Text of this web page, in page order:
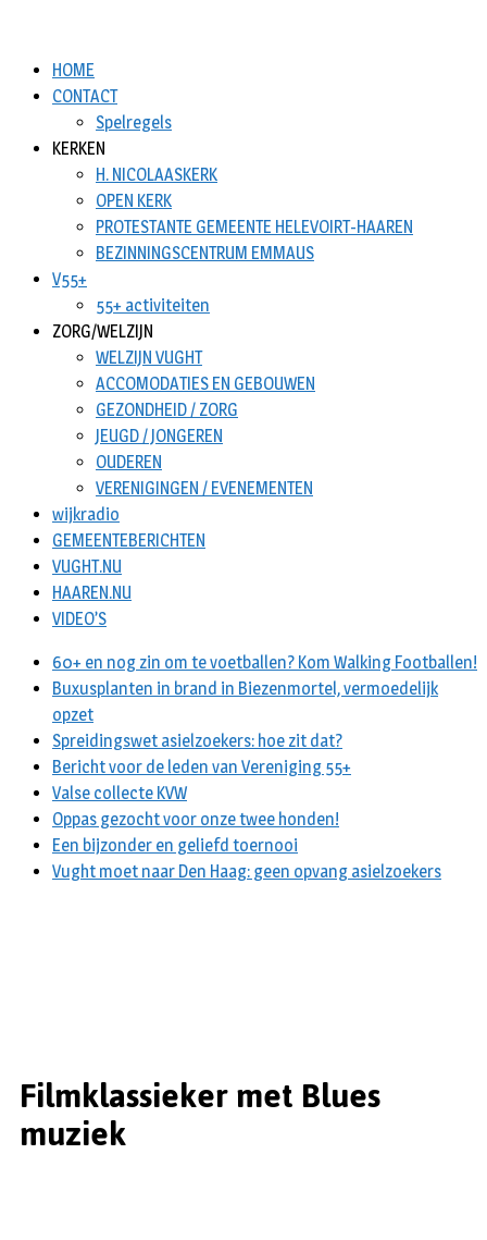
HOME
CONTACT
Spelregels
KERKEN
H. NICOLAASKERK
OPEN KERK
PROTESTANTE GEMEENTE HELEVOIRT-HAAREN
BEZINNINGSCENTRUM EMMAUS
V55+
55+ activiteiten
ZORG/WELZIJN
WELZIJN VUGHT
ACCOMODATIES EN GEBOUWEN
GEZONDHEID / ZORG
JEUGD / JONGEREN
OUDEREN
VERENIGINGEN / EVENEMENTEN
wijkradio
GEMEENTEBERICHTEN
VUGHT.NU
HAAREN.NU
VIDEO’S
60+ en nog zin om te voetballen? Kom Walking Footballen!
Buxusplanten in brand in Biezenmortel, vermoedelijk
opzet
Spreidingswet asielzoekers: hoe zit dat?
Bericht voor de leden van Vereniging 55+
Valse collecte KVW
Oppas gezocht voor onze twee honden!
Een bijzonder en geliefd toernooi
Vught moet naar Den Haag: geen opvang asielzoekers
Filmklassieker met Blues
muziek